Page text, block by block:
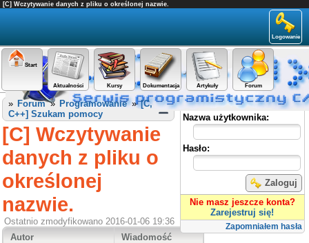
[C] Wczytywanie danych z pliku o określonej nazwie.
Logowanie
Start
Aktualności Kursy Dokumentacja Artykuły Forum
Panel użytkownika
Nazwa użytkownika:
Hasło:
Zaloguj
Nie masz jeszcze konta?
Zarejestruj się!
Zapomniałem hasła
» Forum» Programowanie»[C,
C++] Szukam pomocy
[C] Wczytywanie
danych z pliku o
określonej
nazwie.
Ostatnio zmodyfikowano 2016-01-06 19:36
Autor
Wiadomość